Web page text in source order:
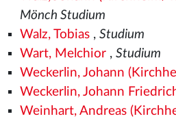
Mönch Studium
Walz, Tobias, Studium
Wart, Melchior, Studium
Weckerlin, Johann
Weckerlin, Johann
Weinhart, Andreas